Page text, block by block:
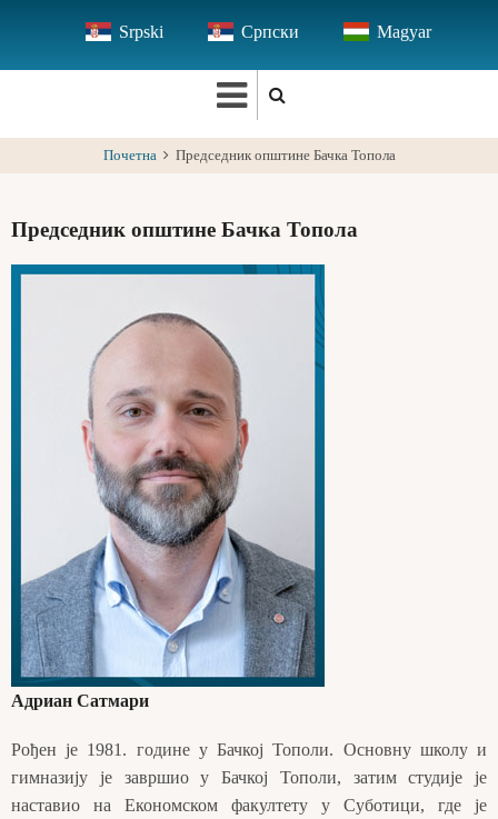
main
Srpski Српски Magyar
Почетна Председник општине Бачка Топола
Председник општине Бачка Топола
Адриан Сатмари
Рођен је 1981. године у Бачкој Тополи. Основну школу и
гимназију је завршио у Бачкој Тополи, затим студије је
наставио на Економском факултету у Суботици, где је